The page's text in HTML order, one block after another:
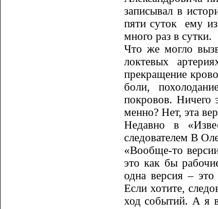
записывал в
пяти суток
ему
много раз в сутки.
Что же могло
локтевых
прекращение
боли,
покровов. Ничего
менно? Нет, эта
Недавно в
следователем В
«Вообще-то
это как бы
одна версия –
Если хотите,
ход событий. А я